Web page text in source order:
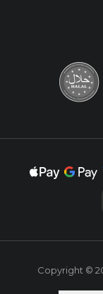
Copyright ©